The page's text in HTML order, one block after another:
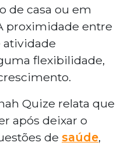
de casa ou em
proximidade entre
flexibilidade,
Quize relata que
após deixar o
de saúde,